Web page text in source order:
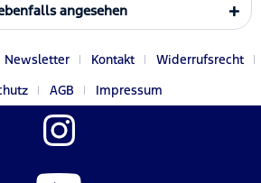
angesehen
Newsletter Kontakt
Widerrufsrecht
AGB Impressum